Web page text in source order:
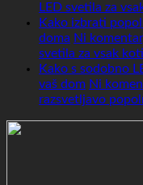
LED svetila za
Kako izbrati
doma Ni
svetila za vsak
Kako s sodobno
vaš dom Ni
razsvetljavo